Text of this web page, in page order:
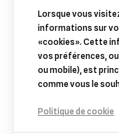
Lorsque vous
informations sur
«cookies». Cette
vos préférences,
ou mobile), est
comme vous le
Politique de cookie